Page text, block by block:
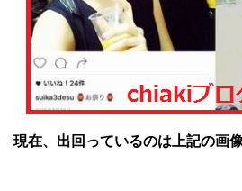
現在、出回っているのは上記の画